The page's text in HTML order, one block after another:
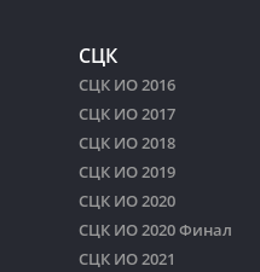
СЦК
СЦК ИО 2016
СЦК ИО 2017
СЦК ИО 2018
СЦК ИО 2019
СЦК ИО 2020
СЦК ИО 2020 Финал
СЦК ИО 2021